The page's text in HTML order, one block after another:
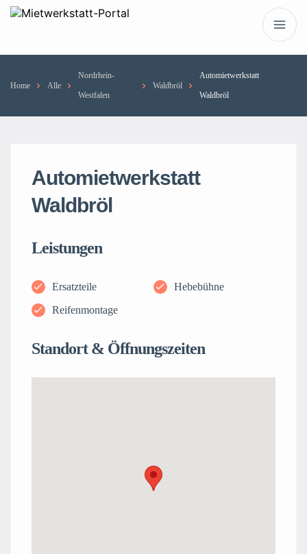
Home Alle
Nordrhein-
Westfalen
Waldbröl
Automietwerkstatt
Waldbröl
Automietwerkstatt
Waldbröl
Leistungen
Ersatzteile
Hebebühne
Reifenmontage
Standort & Öffnungszeiten